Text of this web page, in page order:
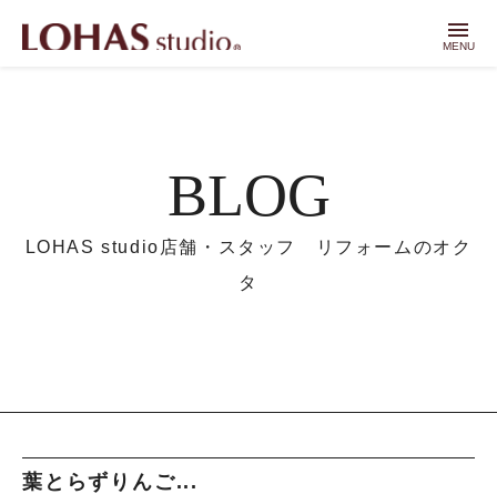
menu
MENU
BLOG
LOHAS studio店舗・スタッフ リフォームのオク
タ
葉とらずりんご...